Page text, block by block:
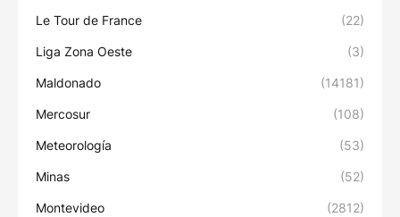
Le Tour de France (22)
Liga Zona Oeste (3)
Maldonado (14181)
Mercosur (108)
Meteorología (53)
Minas (52)
Montevideo (2812)